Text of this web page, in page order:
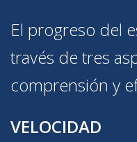
El progreso del
través de tres
comprensión y
VELOCIDAD